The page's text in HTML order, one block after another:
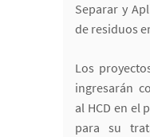
Separar y
de residuos
Los
ingresarán
al HCD en el
para su